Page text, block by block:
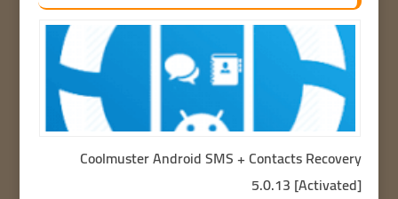
Coolmuster Android SMS + Contacts Recovery
5.0.13 [Activated]